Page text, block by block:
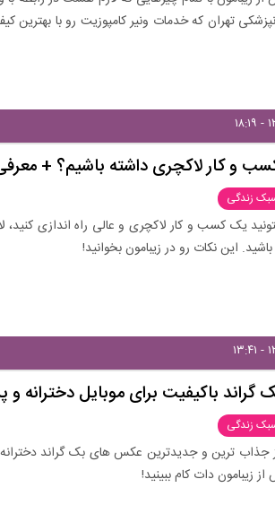
تهران که خدمات ونیر کامپوزیت رو با
و کار لاکچری داشته باشیم؟ +
زندگی
یک کسب و کار لاکچری و عالی راه اندازی کنید،
این نکات رو در زیبامون بخوانید!
باکیفیت برای موبایل دخترانه و
زندگی
جذاب ترین و جدیدترین عکس های بک گراند
زیبامون دات کام ببینید!